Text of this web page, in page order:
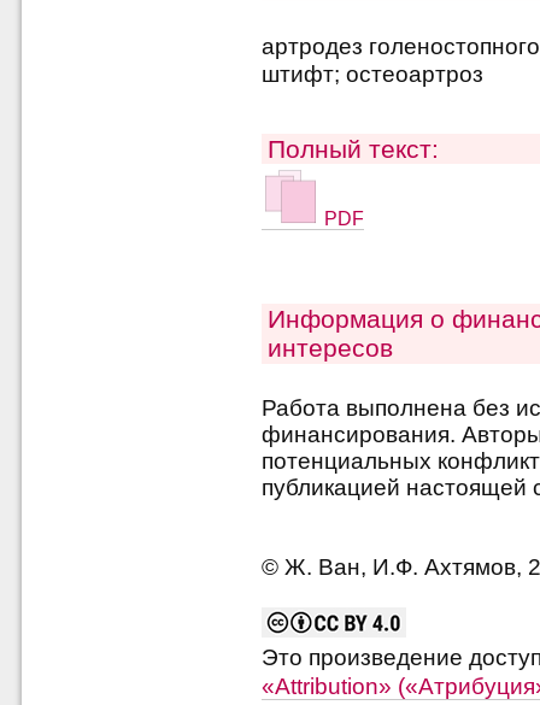
артродез
штифт; остеоартроз
Полный текст:
PDF
Информация о
интересов
Работа выполнена без
финансирования.
потенциальных
публикацией настоящей
© Ж. Ван, И.Ф. Ахтямов,
Это произведение
«Attribution»